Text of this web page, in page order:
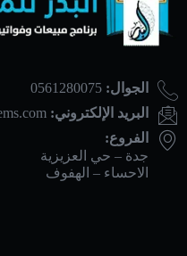
الجوال: 0561280075
البريد الإلكتروني:
الفروع:
جدة – حي العزيزية
الاحساء – الهفوف